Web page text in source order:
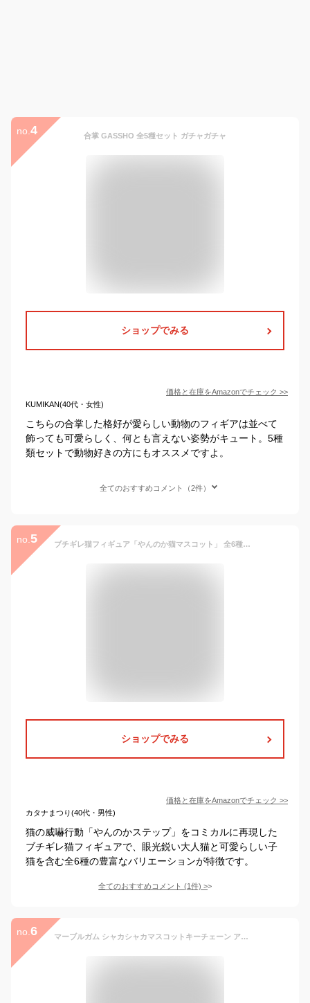
no. 4 合掌 GASSHO 全5種セット ガチャガチャ
ショップでみる
価格と在庫をAmazonでチェック >>
KUMIKAN(40代・女性)
こちらの合掌した格好が愛らしい動物のフィギアは並べて
飾っても可愛らしく、何とも言えない姿勢がキュート。5種
類セットで動物好きの方にもオススメですよ。
全てのおすすめコメント（2件）
no. 5 ブチギレ猫フィギュア「やんのか猫マスコット」 全6種セット ガチャガチャ カプセルトイ ガチャ フルコンプ コンプリートセット
ショップでみる
価格と在庫をAmazonでチェック >>
カタナまつり(40代・男性)
猫の威嚇行動「やんのかステップ」をコミカルに再現した
ブチギレ猫フィギュアで、眼光鋭い大人猫と可愛らしい子
猫を含む全6種の豊富なバリエーションが特徴です。
全てのおすすめコメント (1件) >
no. 6 マーブルガム シャカシャカマスコットキーチェーン アイピーフォー 【全5種フルコンプセット＋DP台紙おまけ付き】 マルカワ フーセンガム 駄菓子 ミニチュア グッズ フィギュア ガチャガチャ カプセルトイ【即納 在庫品】【数量限定】【フルコンプリート】